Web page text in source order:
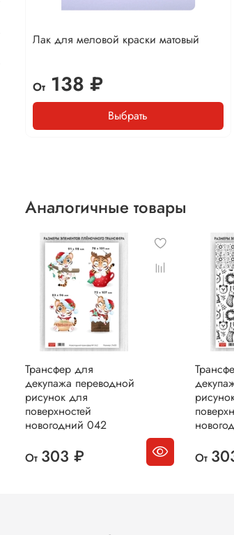
Лак для меловой краски матовый
От138 ₽
Выбрать
Аналогичные товары
Трансфер для
декупажа переводной
рисунок для
поверхностей
новогодний 042
От 303 ₽ От